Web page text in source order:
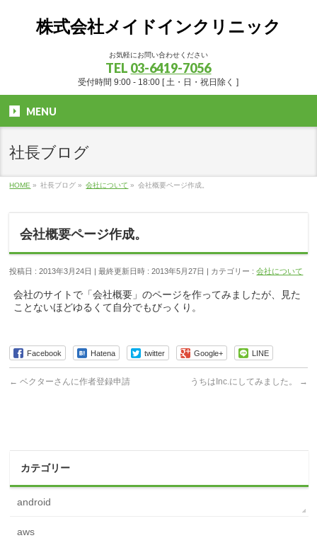
株式会社メイドインクリニック
お気軽にお問い合わせください
TEL 03-6419-7056
受付時間 9:00 - 18:00 [ 土・日・祝日除く ]
MENU
社長ブログ
HOME » 社長ブログ » 会社について » 会社概要ページ作成。
会社概要ページ作成。
投稿日 : 2013年3月24日 最終更新日時 : 2013年5月27日 カテゴリー :会社について
会社のサイトで「会社概要」のページを作ってみましたが、見た
ことないほどゆるくて自分でもびっくり。
Facebook Hatena twitter Google+ LINE
← ベクターさんに作者登録申請 うちはInc.にしてみました。 →
カテゴリー
android
aws